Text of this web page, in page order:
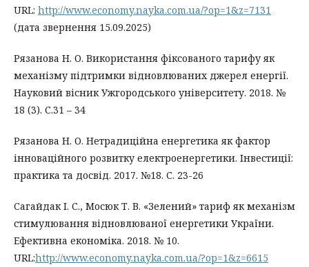
URL: http://www.economy.nayka.com.ua/?op=1&z=7131
(дата звернення 15.09.2025)
Рязанова Н. О. Використання фіксованого тарифу як
механізму підтримки відновлюваних джерел енергії.
Науковий вісник Ужгородського університету. 2018. №
18 (3). С.31 – 34
Рязанова Н. О. Нетрадиційна енергетика як фактор
інноваційного розвитку електроенергетики. Інвестиції:
практика та досвід. 2017. №18. С. 23-26
Сагайдак І. С., Мосюк Т. В. «Зелений» тариф як механізм
стимулювання відновлюваної енергетики України.
Ефективна економіка. 2018. № 10.
URL:http://www.economy.nayka.com.ua/?op=1&z=6615